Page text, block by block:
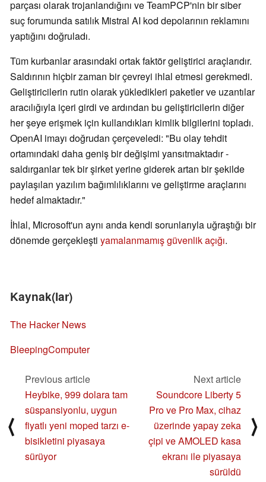
parçası olarak trojanlandığını ve TeamPCP'nin bir siber
suç forumunda satılık Mistral AI kod depolarının reklamını
yaptığını doğruladı.
Tüm kurbanlar arasındaki ortak faktör geliştirici araçlarıdır.
Saldırının hiçbir zaman bir çevreyi ihlal etmesi gerekmedi.
Geliştiricilerin rutin olarak yükledikleri paketler ve uzantılar
aracılığıyla içeri girdi ve ardından bu geliştiricilerin diğer
her şeye erişmek için kullandıkları kimlik bilgilerini topladı.
OpenAI imayı doğrudan çerçeveledi: "Bu olay tehdit
ortamındaki daha geniş bir değişimi yansıtmaktadır -
saldırganlar tek bir şirket yerine giderek artan bir şekilde
paylaşılan yazılım bağımlılıklarını ve geliştirme araçlarını
hedef almaktadır."
İhlal, Microsoft'un aynı anda kendi sorunlarıyla uğraştığı bir
dönemde gerçekleşti yamalanmamış güvenlik açığı.
Kaynak(lar)
The Hacker News
BleepingComputer
⟨
Previous article
Heybike, 999 dolara tam
süspansiyonlu, uygun
fiyatlı yeni moped tarzı e-
bisikletini piyasaya
sürüyor
Next article
Soundcore Liberty 5
Pro ve Pro Max, cihaz
üzerinde yapay zeka
çipi ve AMOLED kasa
ekranı ile piyasaya
sürüldü
⟩